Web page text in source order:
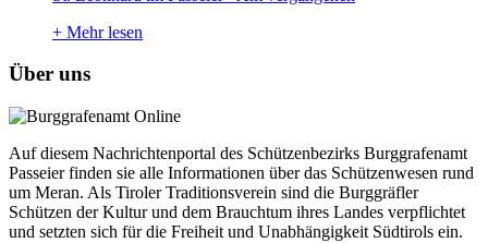
+ Mehr lesen
Über uns
Auf diesem Nachrichtenportal des Schützenbezirks Burggrafenamt
Passeier finden sie alle Informationen über das Schützenwesen rund
um Meran. Als Tiroler Traditionsverein sind die Burggräfler
Schützen der Kultur und dem Brauchtum ihres Landes verpflichtet
und setzten sich für die Freiheit und Unabhängigkeit Südtirols ein.